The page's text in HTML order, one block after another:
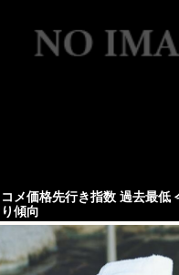
コメ価格先行き指数 過去最低
り傾向